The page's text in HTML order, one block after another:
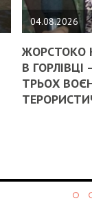
04.08.2026
ЖОРСТОКО
В
ТРЬОХ